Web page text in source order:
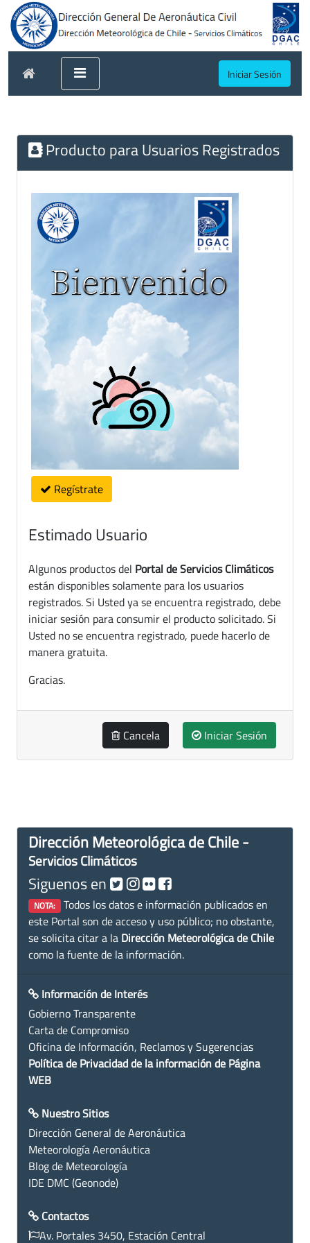
Iniciar Sesión
Producto para Usuarios Registrados
Regístrate
Estimado Usuario
Algunos productos del Portal de Servicios Climáticos
están disponibles solamente para los usuarios
registrados. Si Usted ya se encuentra registrado, debe
iniciar sesión para consumir el producto solicitado. Si
Usted no se encuentra registrado, puede hacerlo de
manera gratuita.
Gracias.
Cancela Iniciar Sesión
Dirección Meteorológica de Chile -
Servicios Climáticos
Siguenos en
NOTA: Todos los datos e información publicados en
este Portal son de acceso y uso público; no obstante,
se solicita citar a la Dirección Meteorológica de Chile
como la fuente de la información.
Información de Interés
Gobierno Transparente
Carta de Compromiso
Oficina de Información, Reclamos y Sugerencias
Política de Privacidad de la información de Página
WEB
Nuestro Sitios
Dirección General de Aeronáutica
Meteorología Aeronáutica
Blog de Meteorología
IDE DMC (Geonode)
Contactos
Av. Portales 3450, Estación Central